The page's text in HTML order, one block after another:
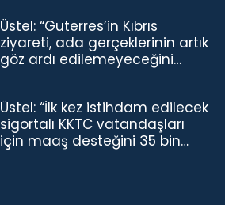
Üstel: “Guterres’in Kıbrıs
ziyareti, ada gerçeklerinin artık
göz ardı edilemeyeceğini
Üstel: “İlk kez istihdam edilecek
sigortalı KKTC vatandaşları
için maaş desteğini 35 bin